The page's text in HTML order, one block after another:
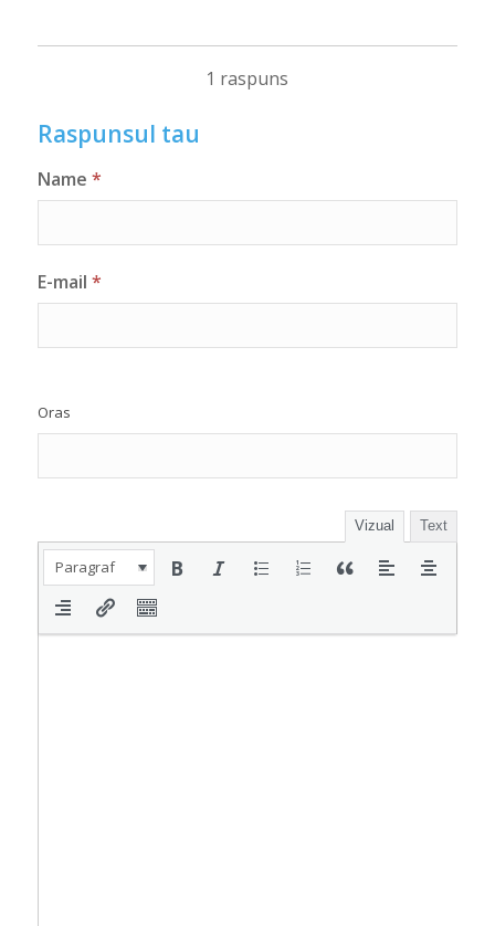
1 raspuns
Raspunsul tau
Name *
E-mail *
Oras
Vizual Text
Paragraf